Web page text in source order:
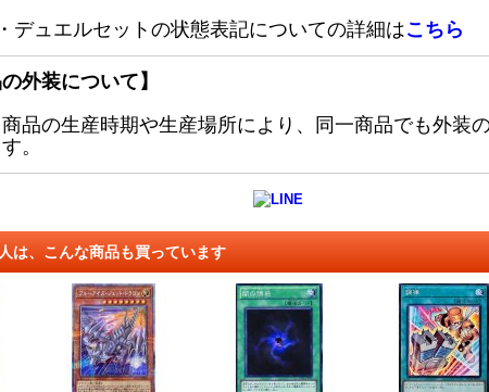
デュエルセットの状態表記についての詳細はこちら
外装について】
品の生産時期や生産場所により、同一商品でも外装
。
は、こんな商品も買っています